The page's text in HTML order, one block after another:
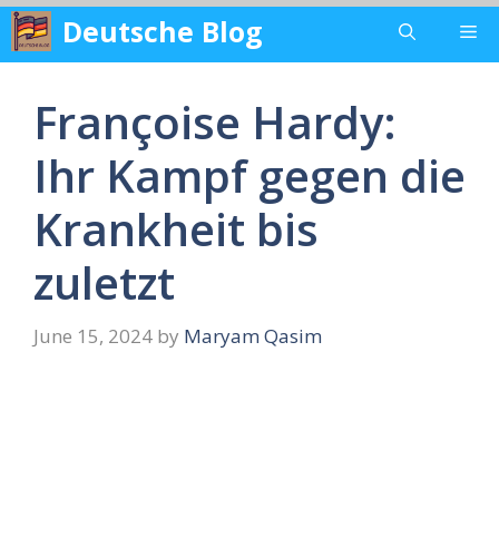
Skip
content
Deutsche Blog
Françoise Hardy:
Ihr Kampf gegen die
Krankheit bis
zuletzt
June 15, 2024 by Maryam Qasim